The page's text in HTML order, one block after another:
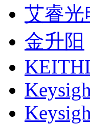
艾睿光
金升阳